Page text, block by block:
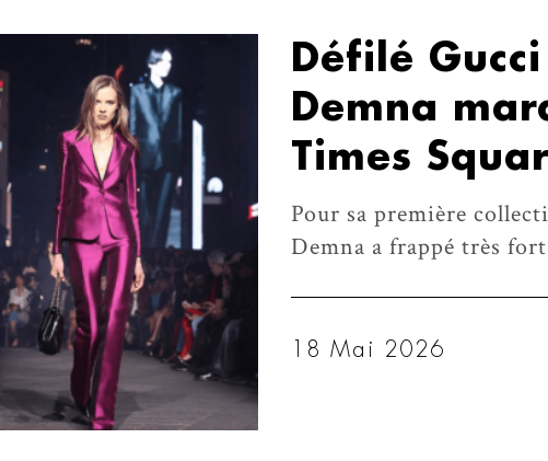
Défilé
Demna
Times
Pour sa première
Demna a frappé très
18 Mai 2026